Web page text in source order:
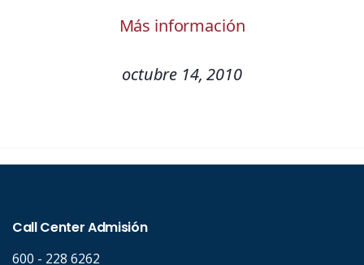
Más información
octubre 14, 2010